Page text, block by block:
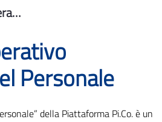
Modulo Operativo Gestione del Personale
Personale
della Piattaforma Pi.Co. è un